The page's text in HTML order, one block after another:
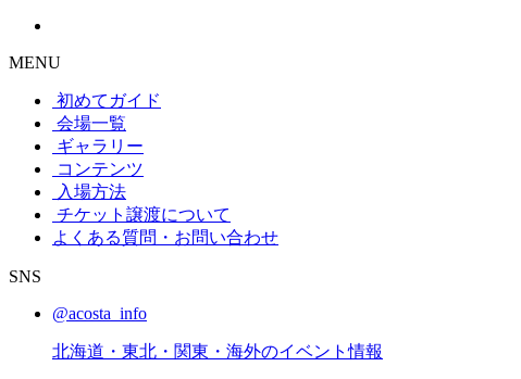
MENU
初めてガイド
会場一覧
ギャラリー
コンテンツ
入場方法
チケット譲渡について
よくある質問・お問い合わせ
SNS
@acosta_info
北海道・東北・関東・海外のイベント情報